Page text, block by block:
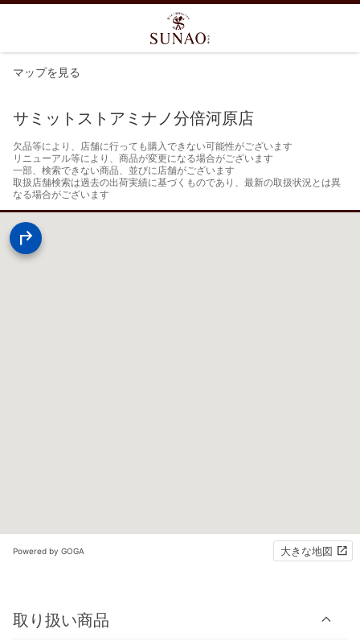
マップを見る
サミットストアミナノ分倍河原店
欠品等により、店舗に行っても購入できない可能性がございます
リニューアル等により、商品が変更になる場合がございます
一部、検索できない商品、並びに店舗がございます
取扱店舗検索は過去の出荷実績に基づくものであり、最新の取扱状況とは異
なる場合がございます
Powered by GOGA 大きな地図
取り扱い商品